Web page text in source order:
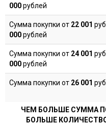
000рублей
Сумма покупки от 22 001
000рублей
Сумма покупки от 24 001
000рублей
Сумма покупки от 26 001
ЧЕМ БОЛЬШЕ СУММА
БОЛЬШЕ